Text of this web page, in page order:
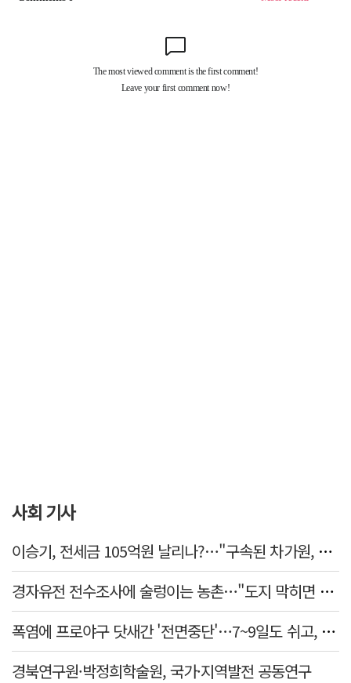
사회 기사
이승기, 전세금 105억원 날리나?…"구속된 차가원, 형사 범죄 영역"
경자유전 전수조사에 술렁이는 농촌…"도지 막히면 농지값도 흔들"
폭염에 프로야구 닷새간 '전면중단'…7~9일도 쉬고, 11일 재개
경북연구원·박정희학술원, 국가·지역발전 공동연구